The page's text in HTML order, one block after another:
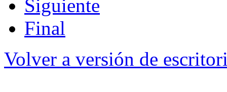
Siguiente
Final
Volver a versión de